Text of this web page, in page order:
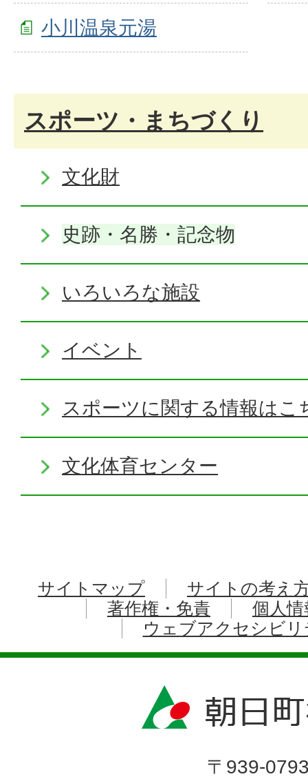
小川温泉元湯
スポーツ・まちづくり
文化財
史跡・名勝・記念物
いろいろな施設
イベント
スポーツに関する情報はこ
文化体育センター
サイトマップ
サイトの考え
著作権・免責
個人
ウェブアクセシビ
〒939-